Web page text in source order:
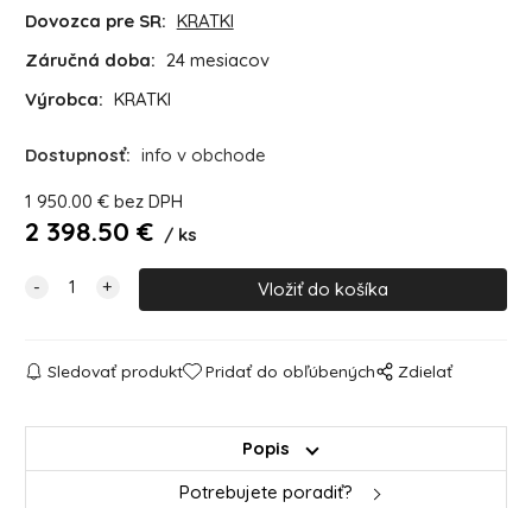
Dovozca pre SR: KRATKI
Záručná doba: 24 mesiacov
Výrobca: KRATKI
Dostupnosť: info v obchode
1 950.00 € bez DPH
2 398.50 € ks
Sledovať produkt Pridať do obľúbených Zdielať
Popis
Potrebujete poradiť?